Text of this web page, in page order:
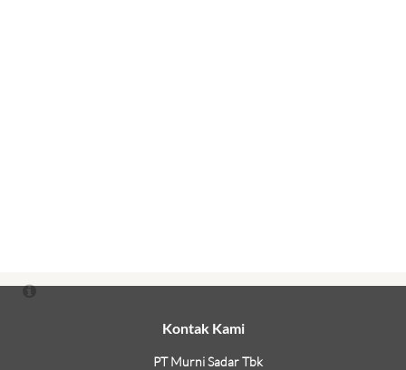
Kontak Kami
PT Murni Sadar Tbk